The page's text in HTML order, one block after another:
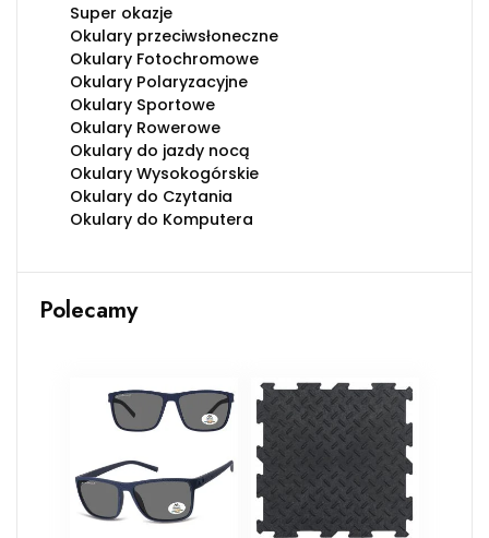
Super okazje
Okulary przeciwsłoneczne
Okulary Fotochromowe
Okulary Polaryzacyjne
Okulary Sportowe
Okulary Rowerowe
Okulary do jazdy nocą
Okulary Wysokogórskie
Okulary do Czytania
Okulary do Komputera
Polecamy